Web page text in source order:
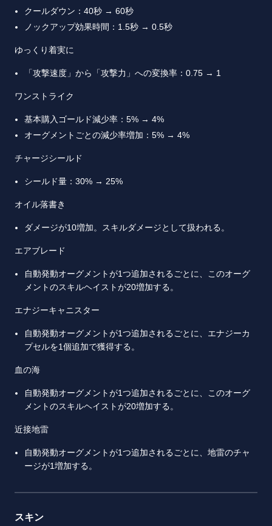
クールダウン：40秒 → 60秒
ノックアップ効果時間：1.5秒 → 0.5秒
ゆっくり着実に
「攻撃速度」から「攻撃力」への変換率：0.75 → 1
ワンストライク
基本購入ゴールド減少率：5% → 4%
オーグメントごとの減少率増加：5% → 4%
チャージシールド
シールド量：30% → 25%
オイル落書き
ダメージが10増加。スキルダメージとして扱われる。
エアブレード
自動発動オーグメントが1つ追加されるごとに、このオーグ
メントのスキルヘイストが20増加する。
エナジーキャニスター
自動発動オーグメントが1つ追加されるごとに、エナジーカ
プセルを1個追加で獲得する。
血の海
自動発動オーグメントが1つ追加されるごとに、このオーグ
メントのスキルヘイストが20増加する。
近接地雷
自動発動オーグメントが1つ追加されるごとに、地雷のチャ
ージが1増加する。
スキン